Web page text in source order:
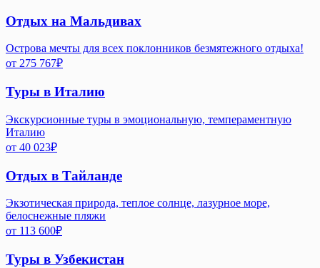
Отдых на Мальдивах
Острова мечты для всех поклонников безмятежного отдыха!
от 275 767₽
Туры в Италию
Экскурсионные туры в эмоциональную, темпераментную
Италию
от 40 023₽
Отдых в Тайланде
Экзотическая природа, теплое солнце, лазурное море,
белоснежные пляжи
от 113 600₽
Туры в Узбекистан